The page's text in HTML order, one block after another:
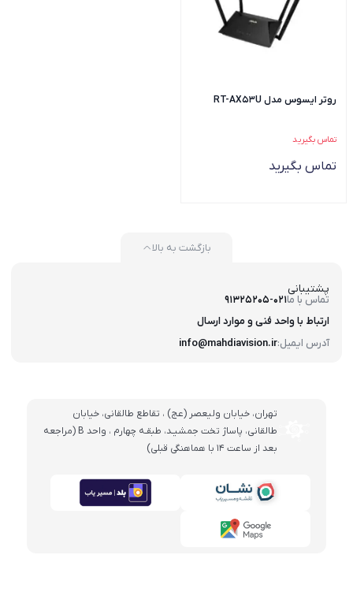
روتر ایسوس مدل RT-AX53U
تماس بگیرید
تماس بگیرید
پشتیبانی
تماس با ما91325205-021
آدرس ایمیل:info@mahdiavision.ir
ارتباط با واحد فنی و موارد ارسال
بازگشت به بالا
تهران، خيابان وليعصر (عج) ، تقاطع طالقانی، خيابان
طالقانی، پاساژ تخت جمشيـد، طبقـه چهارم ، واحد B (مراجعه
بعد از ساعت 14 با هماهنگی قبلی)